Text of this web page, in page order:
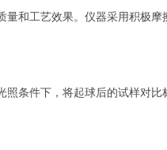
和工艺效果。仪器采用积极摩
条件下，将起球后的试样对比